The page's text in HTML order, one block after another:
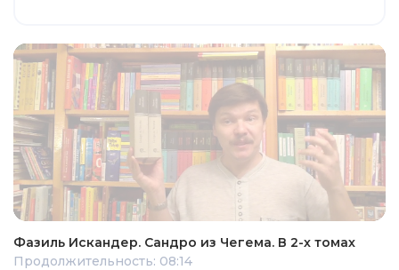
Фазиль Искандер. Сандро из Чегема. В 2-х томах
Продолжительность: 08:14